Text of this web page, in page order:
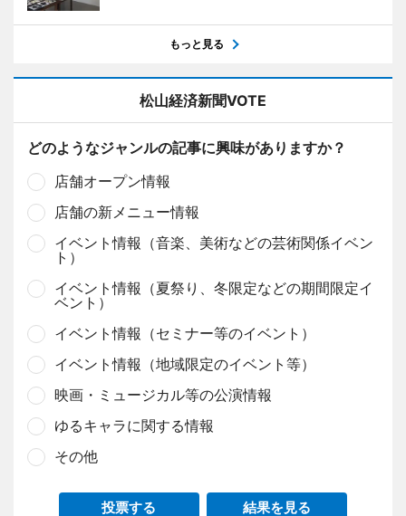
もっと見る
松山経済新聞VOTE
どのようなジャンルの記事に興味がありますか？
店舗オープン情報
店舗の新メニュー情報
イベント情報（音楽、美術などの芸術関係イベン
ト）
イベント情報（夏祭り、冬限定などの期間限定イ
ベント）
イベント情報（セミナー等のイベント）
イベント情報（地域限定のイベント等）
映画・ミュージカル等の公演情報
ゆるキャラに関する情報
その他
投票する 結果を見る